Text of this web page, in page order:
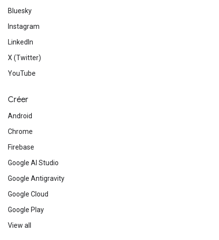
Bluesky
Instagram
LinkedIn
X (Twitter)
YouTube
Créer
Android
Chrome
Firebase
Google AI Studio
Google Antigravity
Google Cloud
Google Play
View all